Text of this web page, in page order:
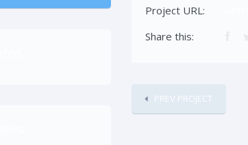
Project URL:
Share this:
PREV PROJECT